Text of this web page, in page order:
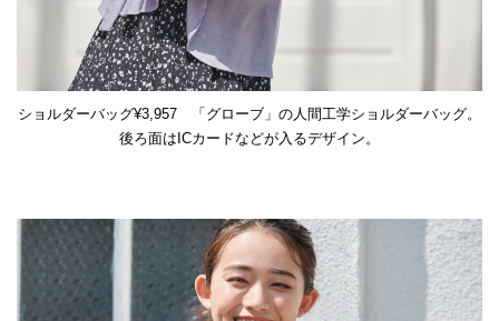
ショルダーバッグ¥3,957 「グローブ」の人間工学ショルダーバッグ。
後ろ面はICカードなどが入るデザイン。